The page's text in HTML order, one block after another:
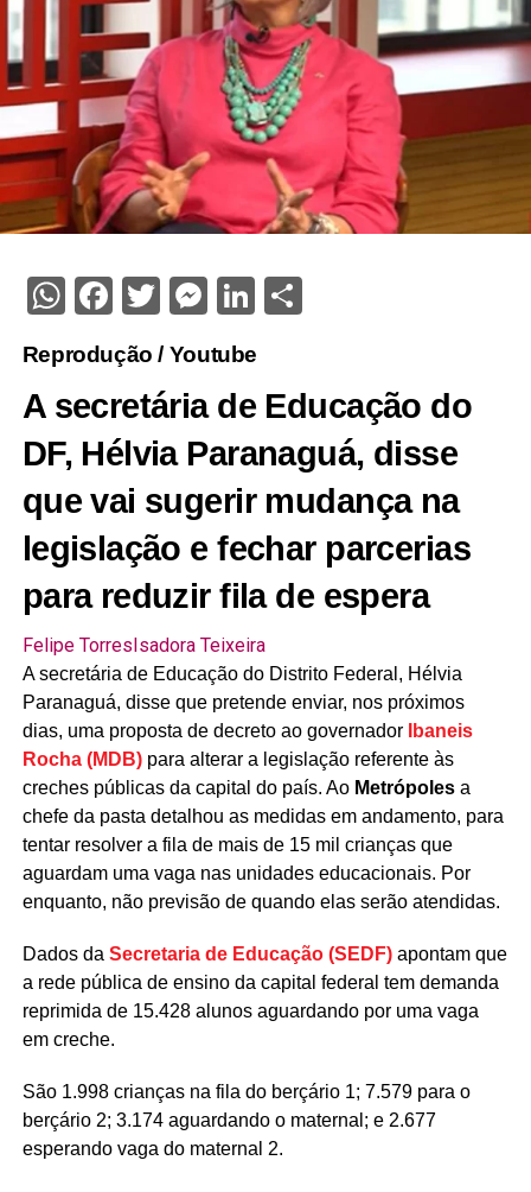
WhatsApp
Facebook
Twitter
Messenger
LinkedIn
Share
Reprodução / Youtube
A secretária de Educação do
DF, Hélvia Paranaguá, disse
que vai sugerir mudança na
legislação e fechar parcerias
para reduzir fila de espera
Felipe TorresIsadora Teixeira
A secretária de Educação do Distrito Federal, Hélvia
Paranaguá, disse que pretende enviar, nos próximos
dias, uma proposta de decreto ao governador
Ibaneis
Rocha (MDB)para alterar a legislação referente às
creches públicas da capital do país. Ao Metrópolesa
chefe da pasta detalhou as medidas em andamento, para
tentar resolver a fila de mais de 15 mil crianças que
aguardam uma vaga nas unidades educacionais. Por
enquanto, não previsão de quando elas serão atendidas.
Dados da Secretaria de Educação (SEDF)apontam que
a rede pública de ensino da capital federal tem demanda
reprimida de 15.428 alunos aguardando por uma vaga
em creche.
São 1.998 crianças na fila do berçário 1; 7.579 para o
berçário 2; 3.174 aguardando o maternal; e 2.677
esperando vaga do maternal 2.